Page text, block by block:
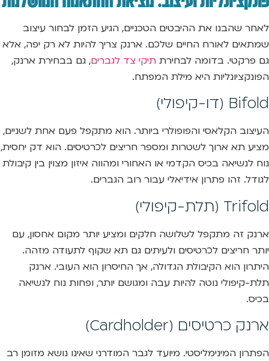
לאחר שהבנו את ההיבטים הטכניים, הגיע הזמן לבחור עיצוב
שמתאים לאורח החיים שלכם. ארנק צריך להיות לא רק יפה, אלא
גם פרקטי. בדומה לבחירת תיקי צד לגברים, גם בבחירת ארנק,
הפונקציונליות היא מילת המפתח.
Bifold (דו-קיפולי)
העיצוב הקלאסי והפופולרי ביותר. הוא מתקפל פעם אחת לשניים,
מציע תא ארוך לשטרות ומספר חריצים לכרטיסים. הוא דק יחסית,
נוח לנשיאה בכיס הקדמי או האחורי ומהווה איזון מצוין בין קיבולת
לגודל. זהו פתרון אידיאלי עבור רוב הגברים.
Trifold (תלת-קיפולי)
ארנק זה מתקפל לשלושה חלקים ומציע יותר מקום אחסון, עם
יותר חריצים לכרטיסים ולעיתים גם תא שקוף לתעודה מזהה.
היתרון הוא הקיבולת הגדולה, אך החיסרון הוא העובי. ארנק
תלת-קיפולי נוטה להיות עבה ומגושם יותר, ופחות נוח לנשיאה
בכיס.
ארנק כרטיסים (Cardholder)
הפתרון המינימליסטי. מיועד לגבר המודרני שאינו נושא מזומן רב